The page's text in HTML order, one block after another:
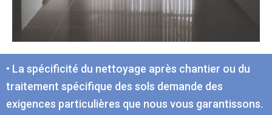
• La spécificité du nettoyage après chantier ou du
traitement spécifique des sols demande des
exigences particulières que nous vous garantissons.